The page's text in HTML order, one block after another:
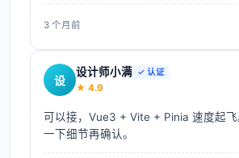
3 个月前
设
设计师小满 ✓ 认证
★ 4.9
可以接，Vue3 + Vite + Pinia 速度起
一下细节再确认。